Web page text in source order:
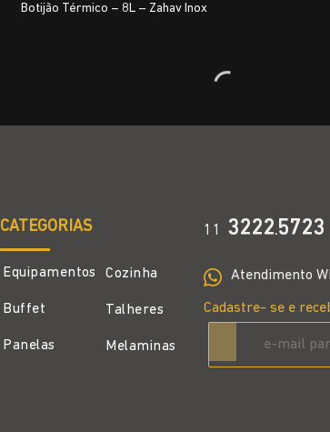
Botijão Térmico – 8L – Zahav Inox
CATEGORIAS
Equipamentos
Buffet
Panelas
Cozinha
Talheres
Melaminas
11 3222.5723
Atendimento
Cadastre- se e